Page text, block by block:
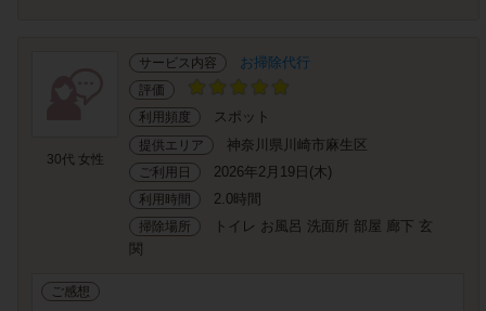
30代 女性
サービス内容 お掃除代行
評価
利用頻度
スポット
提供エリア 神奈川県川崎市麻生区
ご利用日 2026年2月19日(木)
利用時間 2.0時間
掃除場所
トイレ お風呂 洗面所 部屋 廊下 玄
関
ご感想